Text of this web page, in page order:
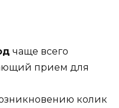
чаще всего
прием для
колик